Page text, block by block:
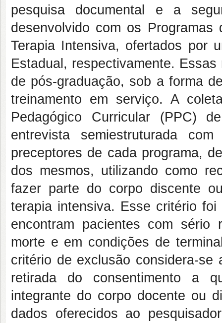
pesquisa documental e a
desenvolvido com os
Terapia Intensiva, ofertados por
Estadual, respectivamente.
de pós-graduação, sob a forma
treinamento em serviço. A
Pedagógico Curricular (PPC)
entrevista semiestruturada
preceptores de cada programa,
dos mesmos, utilizando como
fazer parte do corpo discente
terapia intensiva. Esse critério
encontram pacientes com sério
morte e em condições de
critério de exclusão considera-
retirada do consentimento a
integrante do corpo docente ou
dados oferecidos ao